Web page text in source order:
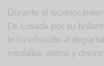
Durante el
Dr. Losada por su
le ha ofrecido al
medallas, éxitos y